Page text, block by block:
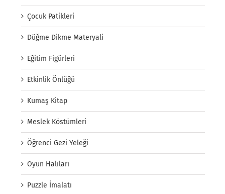
Çocuk Patikleri
Düğme Dikme Materyali
Eğitim Figürleri
Etkinlik Önlüğü
Kumaş Kitap
Meslek Köstümleri
Öğrenci Gezi Yeleği
Oyun Halıları
Puzzle İmalatı